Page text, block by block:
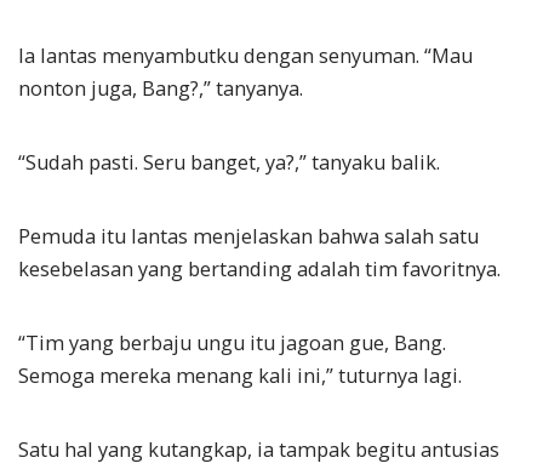
Ia lantas menyambutku dengan senyuman. “Mau
nonton juga, Bang?,” tanyanya.
“Sudah pasti. Seru banget, ya?,” tanyaku balik.
Pemuda itu lantas menjelaskan bahwa salah satu
kesebelasan yang bertanding adalah tim favoritnya.
“Tim yang berbaju ungu itu jagoan gue, Bang.
Semoga mereka menang kali ini,” tuturnya lagi.
Satu hal yang kutangkap, ia tampak begitu antusias